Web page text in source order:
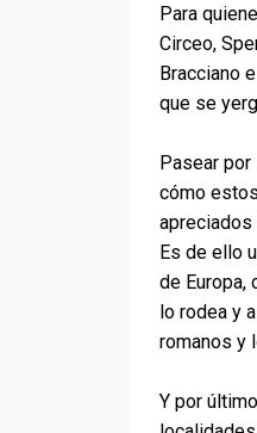
Para
Circeo,
Bracciano
que se
Pasear
cómo
Es de ello
de Europa,
lo rodea y
romanos y
Y por